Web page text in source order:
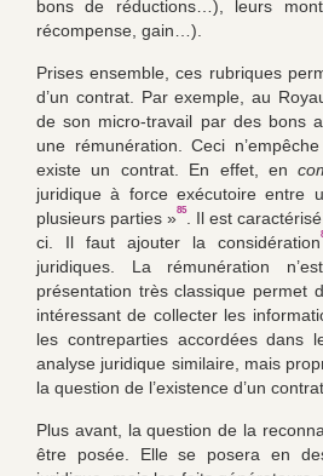
bons de réductions…), leurs
récompense, gain…).
Prises ensemble, ces rubriques
d’un contrat. Par exemple, au
de son micro-travail par des bons
une rémunération. Ceci
existe un contrat. En effet, en
juridique à force exécutoire entre
plusieurs parties »85. Il est
ci. Il faut ajouter la considération
juridiques. La rémunération
présentation très classique permet
intéressant de collecter les
les contreparties accordées dans
analyse juridique similaire, mais
la question de l’existence d’un contrat.
Plus avant, la question de la
être posée. Elle se posera en